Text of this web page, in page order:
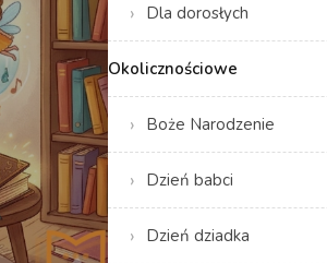
Dla dorosłych
Okolicznościowe
Boże Narodzenie
Dzień babci
Dzień dziadka